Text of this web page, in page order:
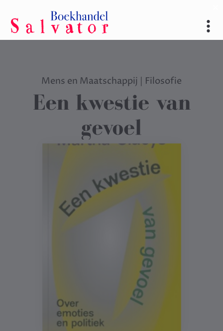
Mens en Maatschappij | Filosofie
Een kwestie van
gevoel